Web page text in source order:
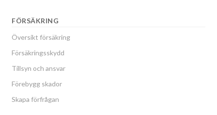
FÖRSÄKRING
Översikt försäkring
Försäkringsskydd
Tillsyn och ansvar
Förebygg skador
Skapa förfrågan